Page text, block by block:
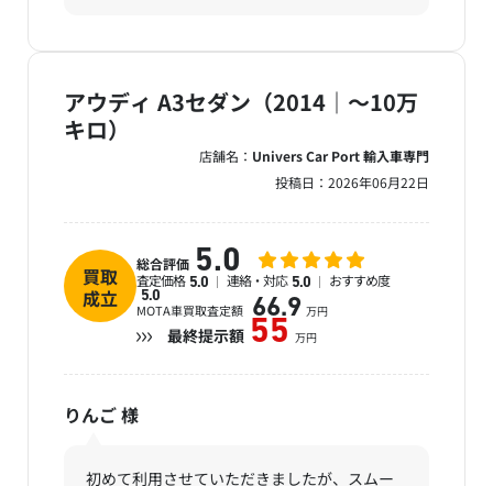
アウディ A3セダン（2014｜～10万
キロ）
店舗名： Univers Car Port 輸入車専門
投稿日： 2026年06月22日
買取
成立
総合評価 5.0
査定価格 5.0 連絡・対応 5.0 おすすめ度
5.0
MOTA車買取査定額 66.9 万円
最終提示額 55 万円
りんご様
初めて利用させていただきましたが、スムー